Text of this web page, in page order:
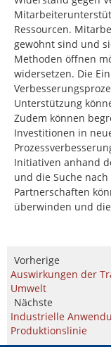
Ressourcen.
gewöhnt sind und
Methoden öffnen
widersetzen. Die
Unterstützung
Zudem können
Investitionen in
Initiativen anhand
und die Suche
Partnerschaften
überwinden und
Vorherige
Auswirkungen der
Umwelt
Nächste
Industrielle
Produktionslinie